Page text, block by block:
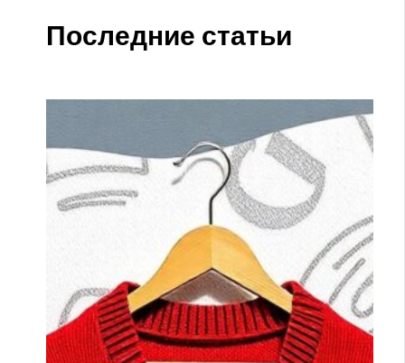
Последние статьи